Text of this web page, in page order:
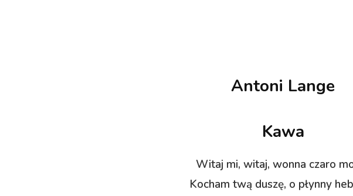
Antoni Lange
Kawa
Witaj mi, witaj, wonna czaro
Kocham twą duszę, o płynny